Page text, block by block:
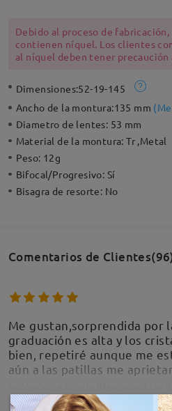
Debido al proceso de
contienen níquel. Los clientes
al níquel deben tener precaución
Dimensiones:52-19-145
Ancho de la montura:135 mm (
Diametro de lentes: 53 mm
Material de la montura:Tr ,Metal
Peso: 12g
Bifocal/Progresivo: Sí
Bisagra de resorte: No
Comentarios de
Me gustan,sorprendida por
graduación es alta y los
bien, repetiré aunque me
aún a las patillas me